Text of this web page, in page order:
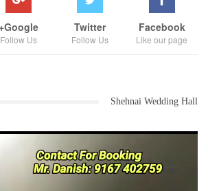
Facebook
Like our page
Twitter
Follow Us
Google+
Follow Us
Shehnai Wedding Hall